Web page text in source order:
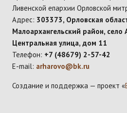
Ливенской епархии Орловской
Адрес: 303373, Орловская
Малоархангельский район, село
Центральная улица, дом 11
Телефон: +7 (48679) 2-57-42
E-mail: arharovo@bk.ru
Создание и поддержка — проект «